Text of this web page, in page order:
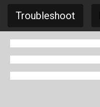
Troubleshoot